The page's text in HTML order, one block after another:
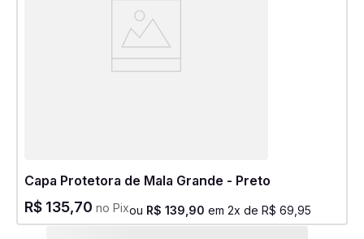
Capa Protetora de Mala Grande - Preto
R$ 135,70 no Pixou R$ 139 90 em 2x de R$ 69 95